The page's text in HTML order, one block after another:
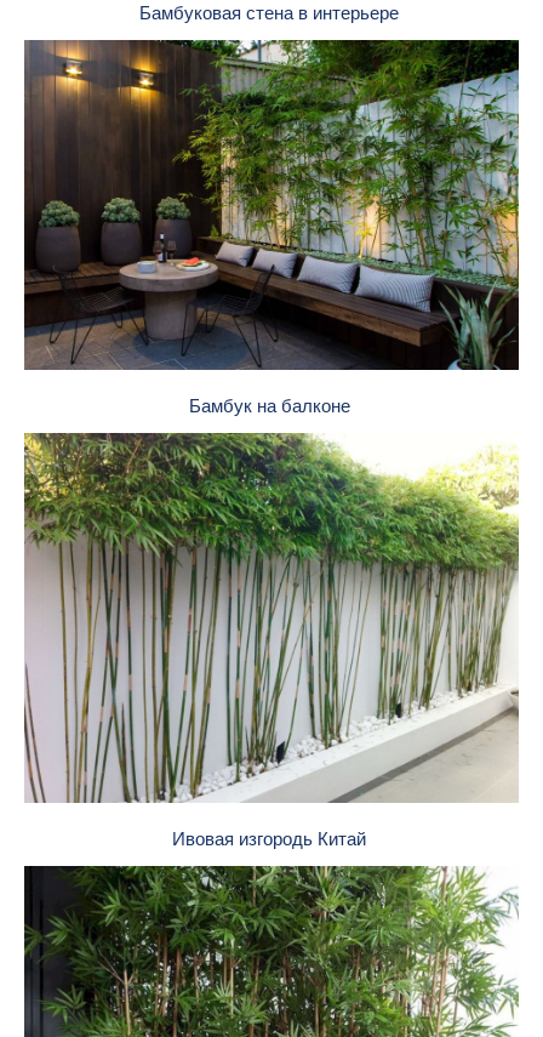
Бамбуковая стена в интерьере
Бамбук на балконе
Ивовая изгородь Китай